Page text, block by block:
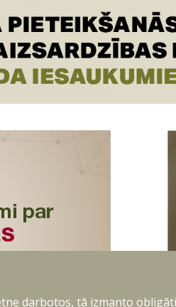
darbotos, tā izmanto